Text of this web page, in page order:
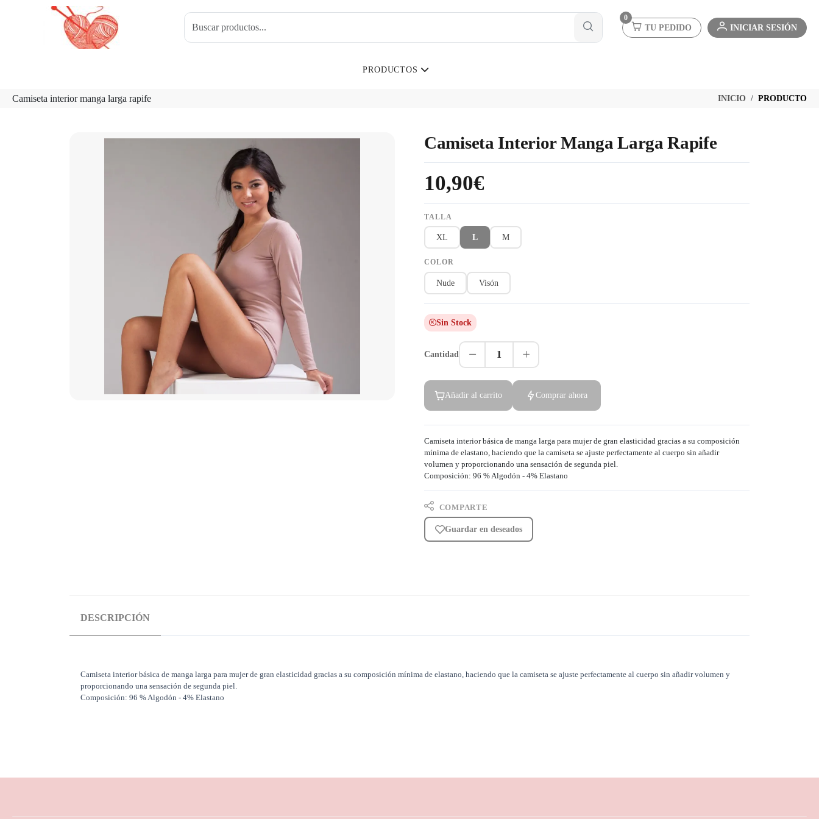
0
TU PEDIDO INICIAR SESIÓN
PRODUCTOS
Camiseta interior manga larga rapife INICIO PRODUCTO
Camiseta Interior Manga Larga Rapife
10,90€
TALLA
XL L M
COLOR
Nude Visón
Sin Stock
Cantidad 1
Añadir al carrito Comprar ahora
Camiseta interior básica de manga larga para mujer de gran elasticidad gracias a su composición
mínima de elastano, haciendo que la camiseta se ajuste perfectamente al cuerpo sin añadir
volumen y proporcionando una sensación de segunda piel.
Composición: 96 % Algodón - 4% Elastano
COMPARTE
Guardar en deseados
DESCRIPCIÓN
Camiseta interior básica de manga larga para mujer de gran elasticidad gracias a su composición mínima de elastano, haciendo que la camiseta se ajuste perfectamente al cuerpo sin añadir volumen y
proporcionando una sensación de segunda piel.
Composición: 96 % Algodón - 4% Elastano